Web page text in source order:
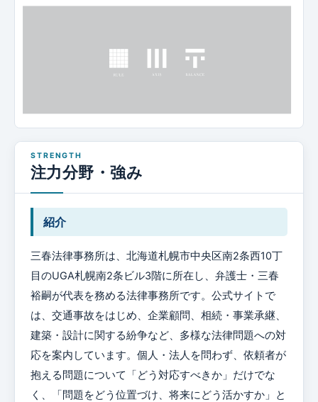
注力分野・強み
紹介
三春法律事務所は、北海道札幌市中央区南2条西10丁
目のUGA札幌南2条ビル3階に所在し、弁護士・三春
裕嗣が代表を務める法律事務所です。公式サイトで
は、交通事故をはじめ、企業顧問、相続・事業承継、
建築・設計に関する紛争など、多様な法律問題への対
応を案内しています。個人・法人を問わず、依頼者が
抱える問題について「どう対応すべきか」だけでな
く、「問題をどう位置づけ、将来にどう活かすか」と